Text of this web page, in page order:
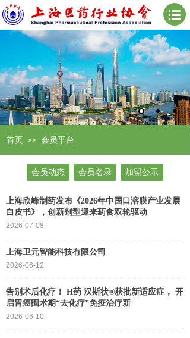
首页 >> 会员平台
会员动态 会员名录 加盟公示
上海欣峰制药发布《2026年中国口溶膜产业发展
白皮书》，创新剂型迎来药食双轮驱动
2026-07-08
上海卫元智能科技有限公司
2026-06-12
告别术后化疗！ H药 汉斯状®获批新适应症， 开
启胃癌围术期“去化疗”免疫治疗新
2026-06-10